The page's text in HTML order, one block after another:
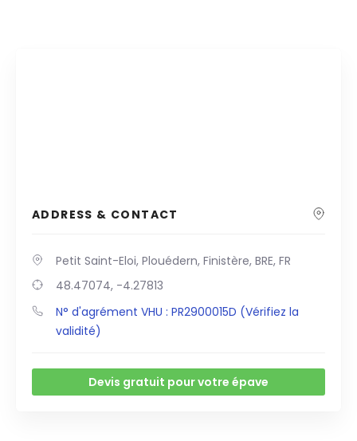
ADDRESS & CONTACT
Petit Saint-Eloi, Plouédern, Finistère, BRE, FR
48.47074, -4.27813
N° d'agrément VHU : PR2900015D (Vérifiez la
validité)
Devis gratuit pour votre épave